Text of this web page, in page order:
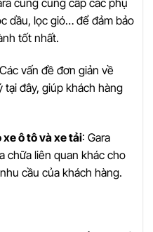
cũng cung cấp các phụ
dầu, lọc gió… để đảm bảo
tốt nhất.
vấn đề đơn giản về
đây, giúp khách hàng
ô tô và xe tải: Gara
chữa liên quan khác cho
cầu của khách hàng.